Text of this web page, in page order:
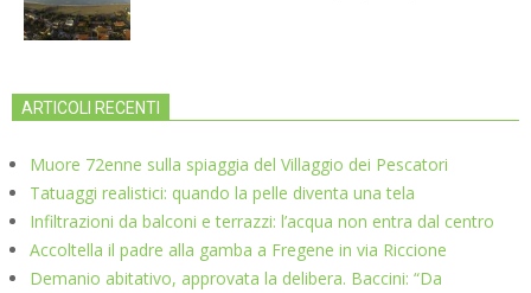
ARTICOLI RECENTI
Muore 72enne sulla spiaggia del Villaggio dei Pescatori
Tatuaggi realistici: quando la pelle diventa una tela
Infiltrazioni da balconi e terrazzi: l’acqua non entra dal centro
Accoltella il padre alla gamba a Fregene in via Riccione
Demanio abitativo, approvata la delibera. Baccini: “Da